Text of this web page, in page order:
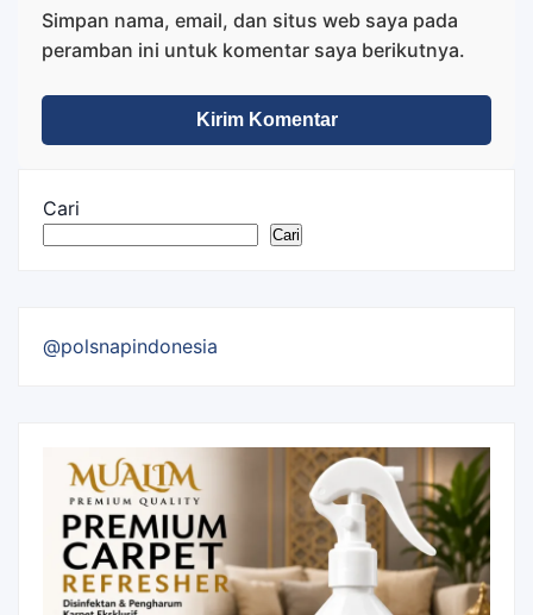
Simpan nama, email, dan situs web saya pada
peramban ini untuk komentar saya berikutnya.
Cari
Cari
@polsnapindonesia